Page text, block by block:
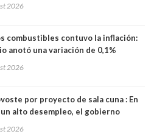
2026
combustibles contuvo la inflación:
anotó una variación de 0,1%
2026
por proyecto de sala cuna : En
alto desempleo, el gobierno
2026